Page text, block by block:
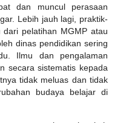
dan muncul perasaan
Lebih jauh lagi, praktik-
pelatihan MGMP atau
dinas pendidikan sering
Ilmu dan pengalaman
secara sistematis kepada
tidak meluas dan tidak
budaya belajar di